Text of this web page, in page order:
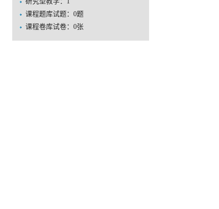
课程题库试题： 0题
课程卷库试卷： 0张